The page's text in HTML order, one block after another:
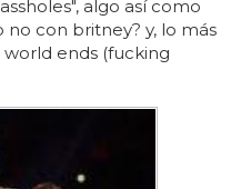
algo así como
no con britney? y, lo más
ends (fucking